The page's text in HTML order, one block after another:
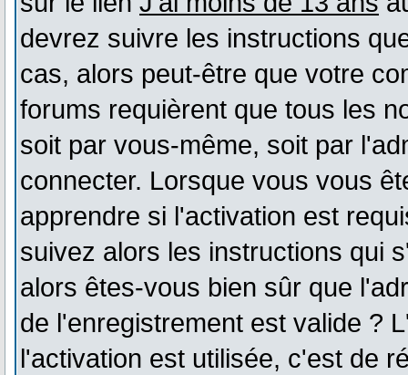
devrez suivre les instructions
cas, alors peut-être que votre
forums requièrent que tous les
soit par vous-même, soit par
connecter. Lorsque vous vous
apprendre si l'activation est
suivez alors les instructions qui
alors êtes-vous bien sûr que
de l'enregistrement est valide ?
l'activation est utilisée, c'est de